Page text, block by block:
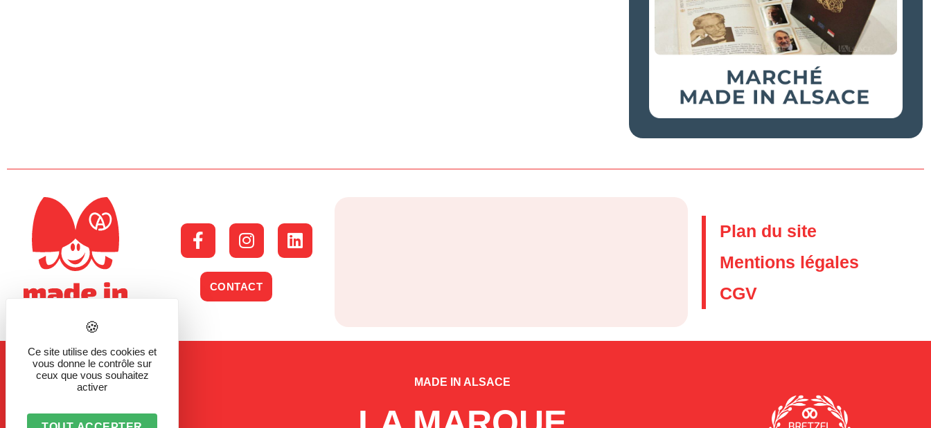
CONTACT
Plan du site
Mentions légales
CGV
MADE IN ALSACE
Ce site utilise des cookies et
vous donne le contrôle sur
ceux que vous souhaitez
activer